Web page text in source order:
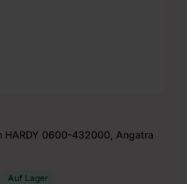
HARDY 0600-432000, Angatra
Auf Lager